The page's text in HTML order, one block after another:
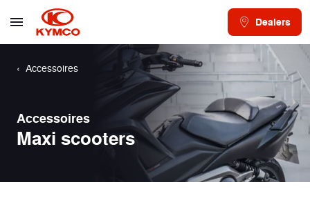
Dealers
Accessoires
Accessoires
Maxi scooters